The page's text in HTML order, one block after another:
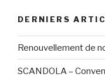
DERNIERS
Renouvellement de
SCANDOLA –